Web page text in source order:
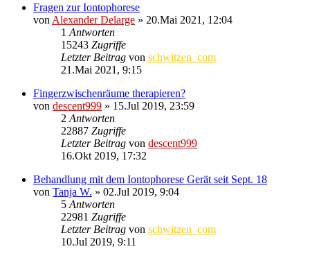
Fragen zur Iontophorese
von Alexander Delarge » 20.Mai 2021, 12:04
1 Antworten
15243 Zugriffe
Letzter Beitrag von schwitzen_com
21.Mai 2021, 9:15
Fingerzwischenräume therapieren?
von descent999 » 15.Jul 2019, 23:59
2 Antworten
22887 Zugriffe
Letzter Beitrag von descent999
16.Okt 2019, 17:32
Behandlung mit dem Iontophorese Gerät seit Sept. 18
von Tanja W. » 02.Jul 2019, 9:04
5 Antworten
22981 Zugriffe
Letzter Beitrag von schwitzen_com
10.Jul 2019, 9:11